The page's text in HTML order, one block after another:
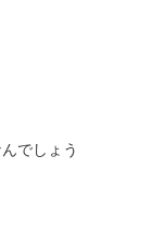
でしょう